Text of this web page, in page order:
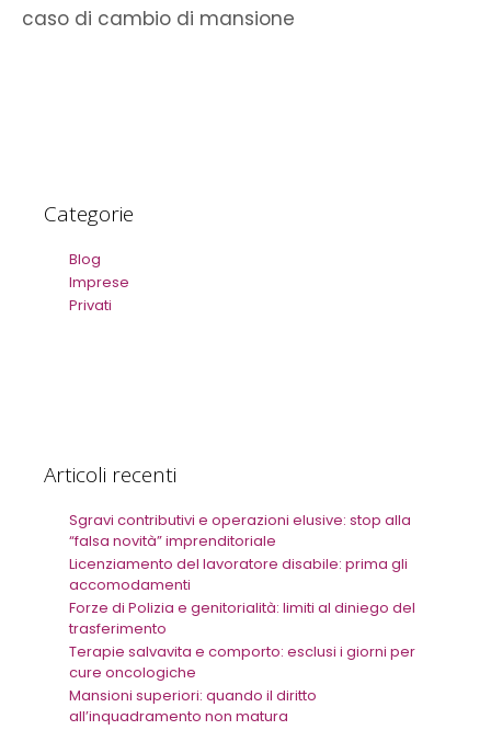
caso di cambio di mansione
Categorie
Blog
Imprese
Privati
Articoli recenti
Sgravi contributivi e operazioni elusive: stop alla
“falsa novità” imprenditoriale
Licenziamento del lavoratore disabile: prima gli
accomodamenti
Forze di Polizia e genitorialità: limiti al diniego del
trasferimento
Terapie salvavita e comporto: esclusi i giorni per
cure oncologiche
Mansioni superiori: quando il diritto
all’inquadramento non matura